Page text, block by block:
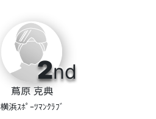
2nd
蔦原 克典
横浜ｽﾎﾟｰﾂﾏﾝｸﾗﾌﾞ